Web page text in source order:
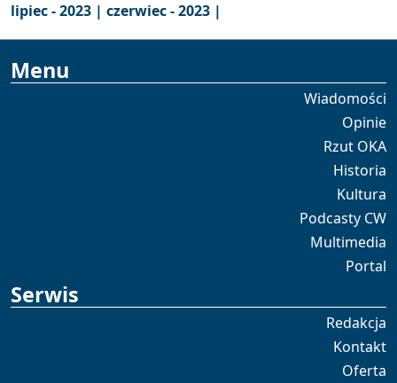
lipiec - 2023 | czerwiec - 2023 |
Menu
Wiadomości
Opinie
Rzut OKA
Historia
Kultura
Podcasty CW
Multimedia
Portal
Serwis
Redakcja
Kontakt
Oferta